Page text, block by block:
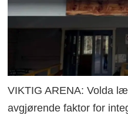
VIKTIG ARENA: Volda
avgjørende faktor for